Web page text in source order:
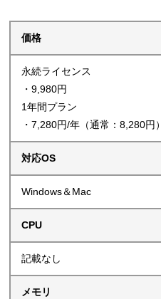
価格
永続ライセンス
・9,980円
1年間プラン
・7,280円/年（通常：8,280円）
対応OS
Windows＆Mac
CPU
記載なし
メモリ